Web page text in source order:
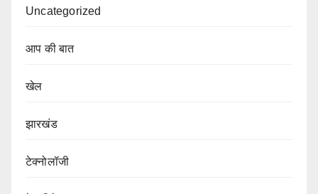
Uncategorized
आप की बात
खेल
झारखंड
टेक्नोलॉजी